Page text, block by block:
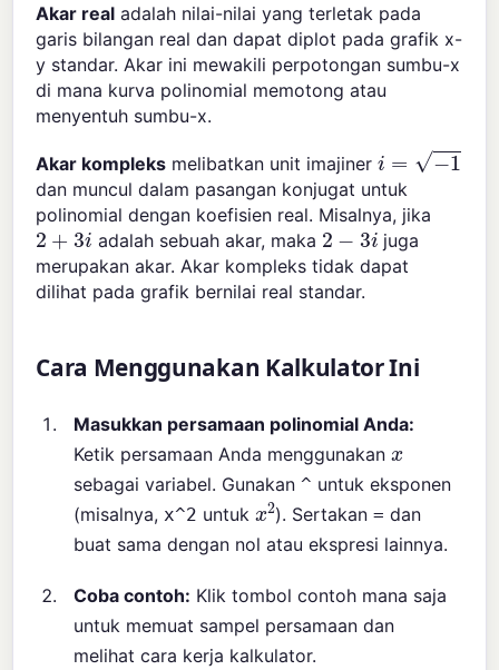
Akar real adalah nilai-nilai yang terletak pada
garis bilangan real dan dapat diplot pada grafik x-
y standar. Akar ini mewakili perpotongan sumbu-x
di mana kurva polinomial memotong atau
menyentuh sumbu-x.
Akar kompleks melibatkan unit imajiner
i=
dan muncul dalam pasangan konjugat untuk
polinomial dengan koefisien real. Misalnya, jika
2 + 3i adalah sebuah akar, maka 2 3i
juga
merupakan akar. Akar kompleks tidak dapat
dilihat pada grafik bernilai real standar.
Cara Menggunakan Kalkulator Ini
Masukkan persamaan polinomial Anda:
Ketik persamaan Anda menggunakanx
sebagai variabel. Gunakan^ untuk eksponen
(misalnya, x^2 untuk x2). Sertakan= dan
buat sama dengan nol atau ekspresi lainnya.
Coba contoh: Klik tombol contoh mana saja
untuk memuat sampel persamaan dan
melihat cara kerja kalkulator.